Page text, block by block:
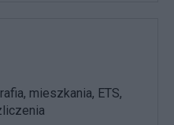
mieszkania, ETS,